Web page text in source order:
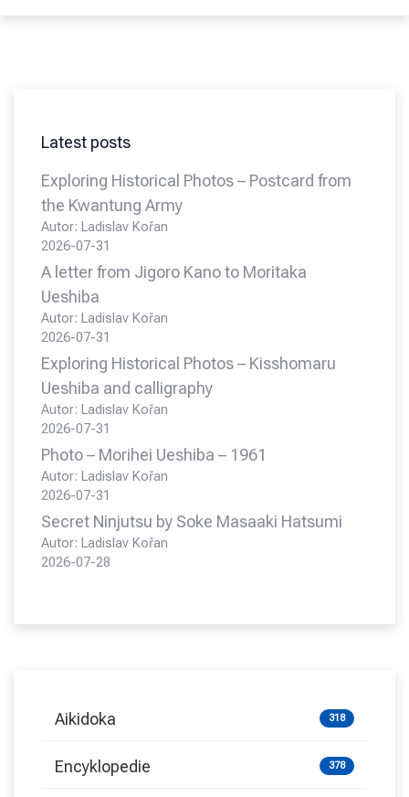
Latest posts
Exploring Historical Photos – Postcard from
the Kwantung Army
Autor: Ladislav Kořan
2026-07-31
A letter from Jigoro Kano to Moritaka
Ueshiba
Autor: Ladislav Kořan
2026-07-31
Exploring Historical Photos – Kisshomaru
Ueshiba and calligraphy
Autor: Ladislav Kořan
2026-07-31
Photo – Morihei Ueshiba – 1961
Autor: Ladislav Kořan
2026-07-31
Secret Ninjutsu by Soke Masaaki Hatsumi
Autor: Ladislav Kořan
2026-07-28
Aikidoka 318
Encyklopedie 378